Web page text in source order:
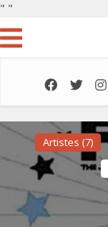
" "
Artistes (7)